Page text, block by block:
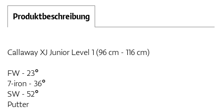
Produktbeschreibung
Callaway XJ Junior Level 1 (96 cm - 116 cm)
FW - 23°
7-iron - 36°
SW - 52°
Putter